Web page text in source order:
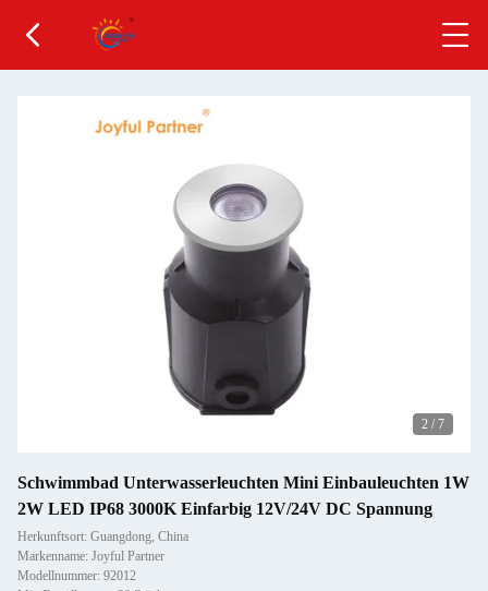
2 / 7
Schwimmbad Unterwasserleuchten Mini Einbauleuchten 1W
2W LED IP68 3000K Einfarbig 12V/24V DC Spannung
Herkunftsort: Guangdong, China
Markenname: Joyful Partner
Modellnummer: 92012